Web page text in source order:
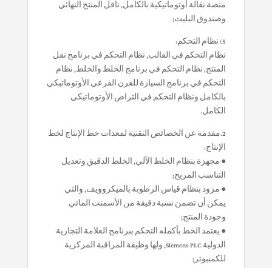
منصة نقالة أوتوماتيكية بالكامل, ناقل المنتج النهائي
وصندوق البليت;
5) نظام التحكم:
نظام التحكم في القالب, نظام التحكم في برنامج نقل
المنتج, نظام التحكم في برنامج الخلط والخلط, نظام
التحكم في برنامج السيارة للفرن الفرعي الأوتوماتيكي
بالكامل ونظام التحكم في التراص الأوتوماتيكي
الكامل.
2.مقدمة عن الخصائص التقنية لمعدات خط الإنتاج لخط
الإنتاج:
● مجهزة بنظام الخلط الآلي, الخلط الدقيق وتعديل
التناسب المريح;
● مزود بنظام قياس الرطوبة بالميكروويف, والتي
يمكن أن تضمن نسبة دقيقة من الأسمنت المائي
وجودة المنتج;
● يعتمد الخط بأكمله التحكم ببرنامج العلامة التجارية
الدولية Siemens PLC, ولها وظيفة المراقبة المركزية
للكمبيوتر;